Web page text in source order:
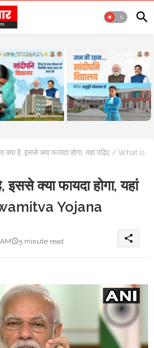
क्या है, इससे क्या फायदा होगा, यहां पढ़िए / What is
इससे क्या फायदा होगा, यहां
Yojana
5 minute read share